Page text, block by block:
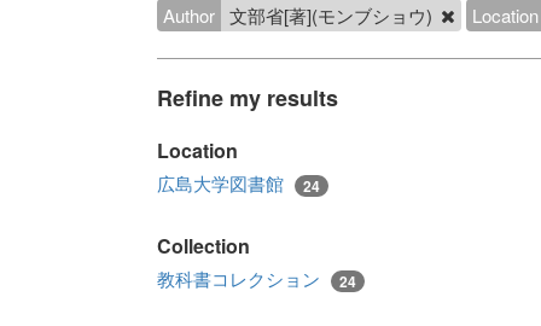
Author 文部省[著](モンブショウ) Location
Refine my results
Location
広島大学図書館 24
Collection
教科書コレクション 24